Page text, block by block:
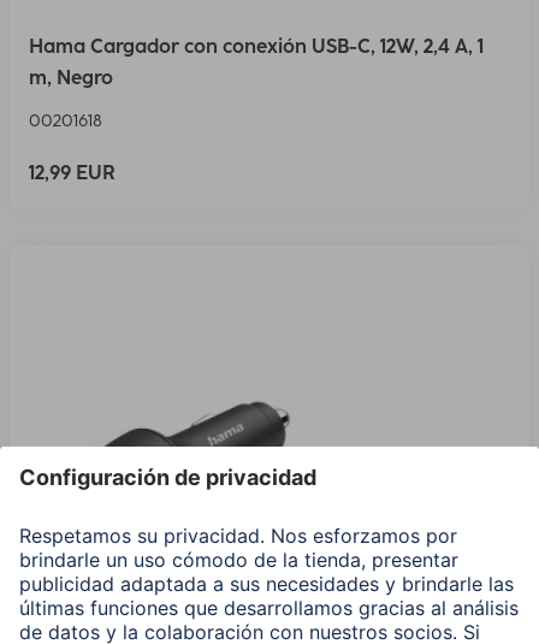
Hama Cargador con conexión USB-C, 12W, 2,4 A, 1
m, Negro
00201618
12,99 EUR